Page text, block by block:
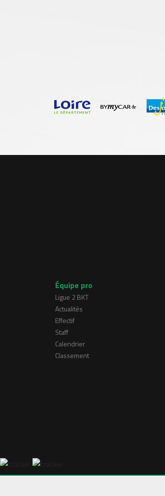
Équipe pro
Ligue 2 BKT
Actualités
Effectif
Staff
Calendrier
Classement